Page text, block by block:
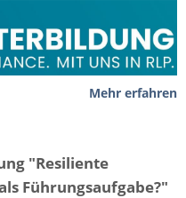
Mehr erfahren
"Resiliente
Führungsaufgabe?"